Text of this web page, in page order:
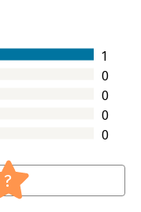
1
0
0
0
0
?